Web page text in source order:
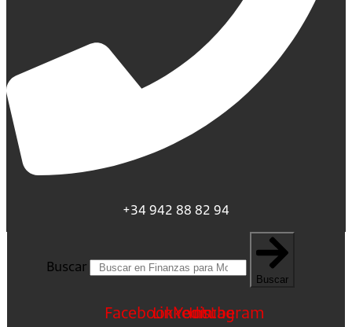
+34 942 88 82 94
Buscar
Buscar
FacebookLinkedin
Youtube
Instagram